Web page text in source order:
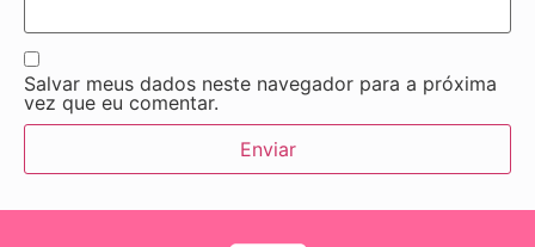
Salvar meus dados neste navegador para a próxima
vez que eu comentar.